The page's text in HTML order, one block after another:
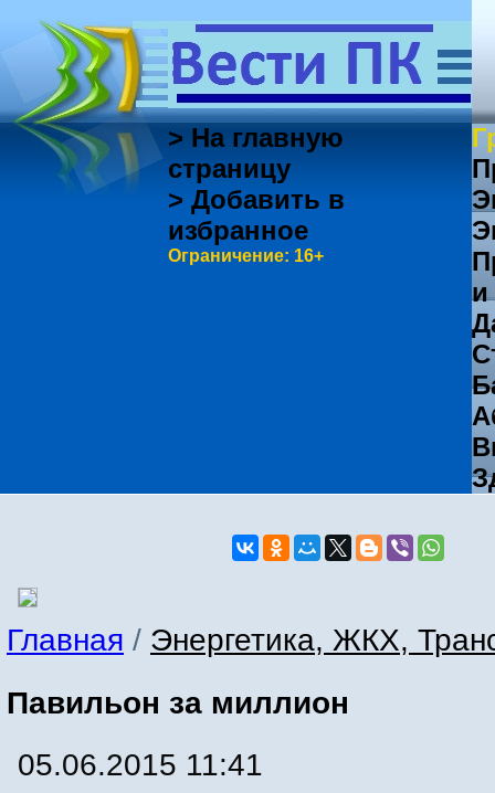
> На главную
страницу
> Добавить в
избранное
Ограничение: 16+
Главная / Энергетика, ЖКХ,
Павильон за миллион
05.06.2015 11:41